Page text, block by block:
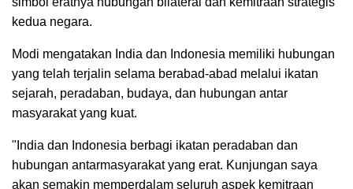
kedua negara.
Modi mengatakan India dan Indonesia memiliki hubungan
yang telah terjalin selama berabad-abad melalui ikatan
sejarah, peradaban, budaya, dan hubungan antar
masyarakat yang kuat.
"India dan Indonesia berbagi ikatan peradaban dan
hubungan antarmasyarakat yang erat. Kunjungan saya
akan semakin memperdalam seluruh aspek kemitraan